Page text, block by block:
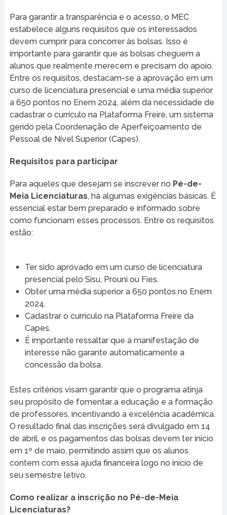
Para garantir a transparência e o acesso, o MEC
estabelece alguns requisitos que os interessados
devem cumprir para concorrer às bolsas. Isso é
importante para garantir que as bolsas cheguem a
alunos que realmente merecem e precisam do apoio.
Entre os requisitos, destacam-se a aprovação em um
curso de licenciatura presencial e uma média superior
a 650 pontos no Enem 2024, além da necessidade de
cadastrar o currículo na Plataforma Freire, um sistema
gerido pela Coordenação de Aperfeiçoamento de
Pessoal de Nível Superior (Capes).
Requisitos para participar
Para aqueles que desejam se inscrever no Pé-de-
Meia Licenciaturas, há algumas exigências básicas. É
essencial estar bem preparado e informado sobre
como funcionam esses processos. Entre os requisitos
estão:
Ter sido aprovado em um curso de licenciatura
presencial pelo Sisu, Prouni ou Fies.
Obter uma média superior a 650 pontos no Enem
2024.
Cadastrar o currículo na Plataforma Freire da
Capes.
É importante ressaltar que a manifestação de
interesse não garante automaticamente a
concessão da bolsa.
Estes critérios visam garantir que o programa atinja
seu propósito de fomentar a educação e a formação
de professores, incentivando a excelência acadêmica.
O resultado final das inscrições será divulgado em 14
de abril, e os pagamentos das bolsas devem ter início
em 1º de maio, permitindo assim que os alunos
contem com essa ajuda financeira logo no início de
seu semestre letivo.
Como realizar a inscrição no Pé-de-Meia
Licenciaturas?